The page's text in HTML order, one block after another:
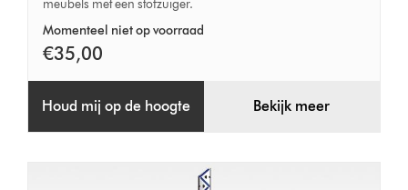
meubels met een stofzuiger.
Momenteel niet op voorraad
€35,00
Houd mij op de hoogte Bekijk meer